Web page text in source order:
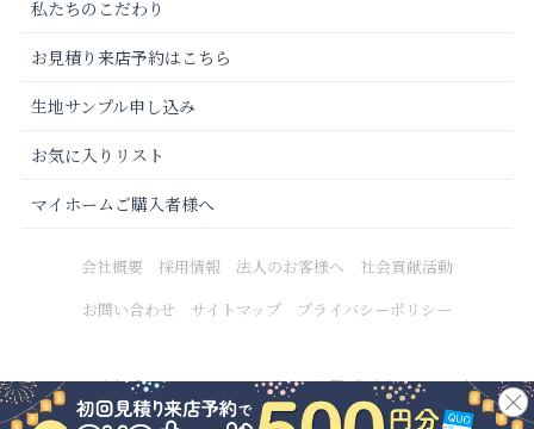
私たちのこだわり
お見積り来店予約はこちら
生地サンプル申し込み
お気に入りリスト
マイホームご購入者様へ
会社概要 採用情報 法人のお客様へ
社会貢献活動
お問い合わせ
サイトマップ プライバシーポリシー
Copyright © 2021 カーテンじゅうたん王国 All Rights Reserved.